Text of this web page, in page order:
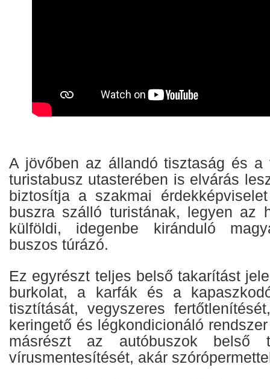
A jövőben az állandó tisztaság és a
turistabusz utasterében is elvárás
biztosítja a szakmai
buszra szálló turistának, legyen az
külföldi, idegenbe kiránduló
buszos túrázó.
Ez egyrészt teljes belső takarítást
burkolat, a karfák és a
tisztítását, vegyszeres
keringető és légkondicionáló
másrészt az autóbuszok belső
vírusmentesítését, akár